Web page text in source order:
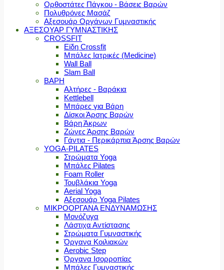
Ορθοστάτες Πάγκου - Βάσεις Βαρών
Πολυθρόνες Μασάζ
Αξεσουάρ Οργάνων Γυμναστικής
ΑΞΕΣΟΥΑΡ ΓΥΜΝΑΣΤΙΚΗΣ
CROSSFIT
Είδη Crossfit
Μπάλες Ιατρικές (Medicine)
Wall Ball
Slam Ball
ΒΑΡΗ
Αλτήρες - Βαράκια
Kettlebell
Μπάρες για Βάρη
Δίσκοι Άρσης Βαρών
Βάρη Άκρων
Ζώνες Άρσης Βαρών
Γάντια - Περικάρπια Άρσης Βαρών
YOGA-PILATES
Στρώματα Yoga
Μπάλες Pilates
Foam Roller
Τουβλάκια Yoga
Aerial Yoga
Αξεσουάρ Yoga Pilates
ΜΙΚΡΟΟΡΓΑΝΑ ΕΝΔΥΝΑΜΩΣΗΣ
Μονόζυγα
Λάστιχα Αντίστασης
Στρώματα Γυμναστικής
Όργανα Κοιλιακών
Aerobic Step
Όργανα Ισορροπίας
Μπάλες Γυμναστικής